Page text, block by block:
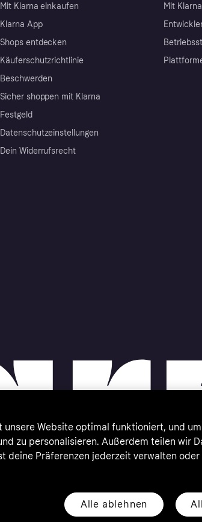
Mit Klarna einkaufen
Klarna App
Shops entdecken
Käuferschutzrichtlinie
Beschwerden
Sicher shoppen mit Klarna
Festgeld
Datenschutzeinstellungen
Dein Widerrufsrecht
Mit
unsere Website optimal funktioniert, und
zu personalisieren. Außerdem teilen wir
deine Präferenzen jederzeit verwalten oder
Alle ablehnen